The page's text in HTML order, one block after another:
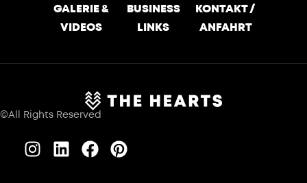
GALERIE &
VIDEOS
BUSINESS
LINKS
KONTAKT /
ANFAHRT
©All Rights Reserved